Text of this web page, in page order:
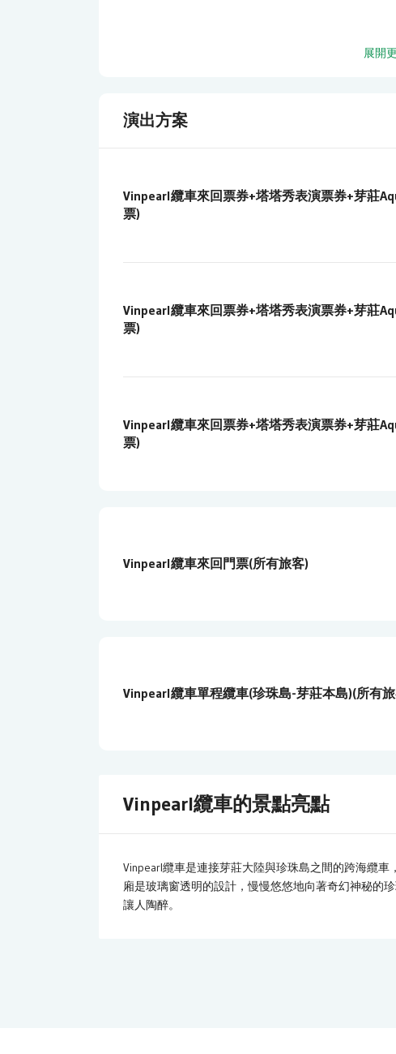
展開
演出方案
Vinpearl纜車來回票券+塔塔秀表演票券+芽莊
票)
Vinpearl纜車來回票券+塔塔秀表演票券+芽莊
票)
Vinpearl纜車來回票券+塔塔秀表演票券+芽莊
票)
Vinpearl纜車來回門票(所有旅客)
Vinpearl纜車單程纜車(珍珠島-芽莊本島)(所有
Vinpearl纜車的景點亮點
Vinpearl纜車是連接芽莊大陸與珍珠島之間的跨海纜
廂是玻璃窗透明的設計，慢慢悠悠地向著奇幻神秘的
讓人陶醉。